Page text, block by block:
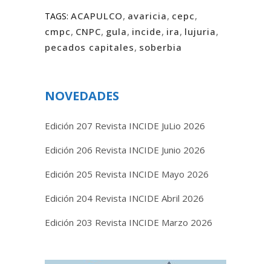
TAGS: ACAPULCO, avaricia, cepc,
cmpc, CNPC, gula, incide, ira, lujuria,
pecados capitales, soberbia
NOVEDADES
Edición 207 Revista INCIDE JuLio 2026
Edición 206 Revista INCIDE Junio 2026
Edición 205 Revista INCIDE Mayo 2026
Edición 204 Revista INCIDE Abril 2026
Edición 203 Revista INCIDE Marzo 2026